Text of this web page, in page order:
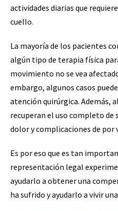
actividades diarias que
cuello.
La mayoría de los pacientes
algún tipo de terapia física
movimiento no se vea
embargo, algunos casos
atención quirúrgica. Además,
recuperan el uso completo de
dolor y complicaciones de por
Es por eso que es tan
representación legal
ayudarlo a obtener una
ha sufrido y ayudarlo a vivir